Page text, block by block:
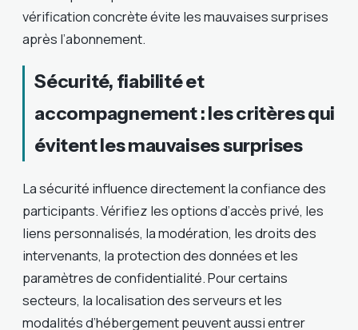
vérification concrète évite les mauvaises surprises
après l’abonnement.
Sécurité, fiabilité et
accompagnement : les critères qui
évitent les mauvaises surprises
La sécurité influence directement la confiance des
participants. Vérifiez les options d’accès privé, les
liens personnalisés, la modération, les droits des
intervenants, la protection des données et les
paramètres de confidentialité. Pour certains
secteurs, la localisation des serveurs et les
modalités d’hébergement peuvent aussi entrer